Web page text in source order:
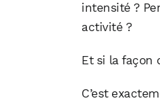
intensité ?
activité ?
Et si la façon
C’est